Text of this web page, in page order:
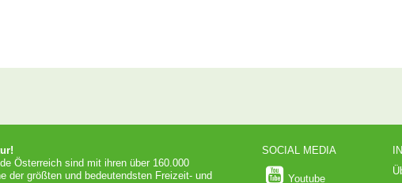
Österreich sind mit ihren über 160.000
der größten und bedeutendsten Freizeit- und
SOCIAL MEDIA
Youtube